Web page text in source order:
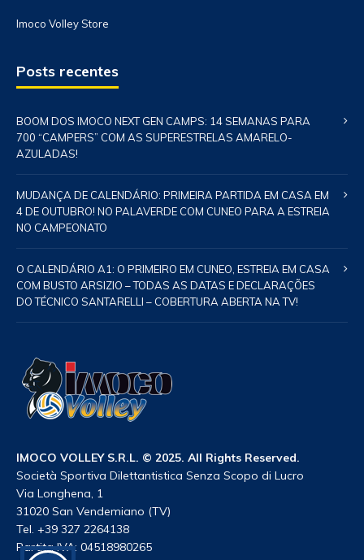
Imoco Volley Store
Posts recentes
BOOM DOS IMOCO NEXT GEN CAMPS: 14 SEMANAS PARA
700 “CAMPERS” COM AS SUPERESTRELAS AMARELO-
AZULADAS!
MUDANÇA DE CALENDÁRIO: PRIMEIRA PARTIDA EM CASA EM
4 DE OUTUBRO! NO PALAVERDE COM CUNEO PARA A ESTREIA
NO CAMPEONATO
O CALENDÁRIO A1: O PRIMEIRO EM CUNEO, ESTREIA EM CASA
COM BUSTO ARSIZIO – TODAS AS DATAS E DECLARAÇÕES
DO TÉCNICO SANTARELLI – COBERTURA ABERTA NA TV!
IMOCO VOLLEY S.R.L. © 2025. All Rights Reserved.
Società Sportiva Dilettantistica Senza Scopo di Lucro
Via Longhena, 1
31020 San Vendemiano (TV)
Tel. +39 327 2264138
Partita IVA: 04518980265